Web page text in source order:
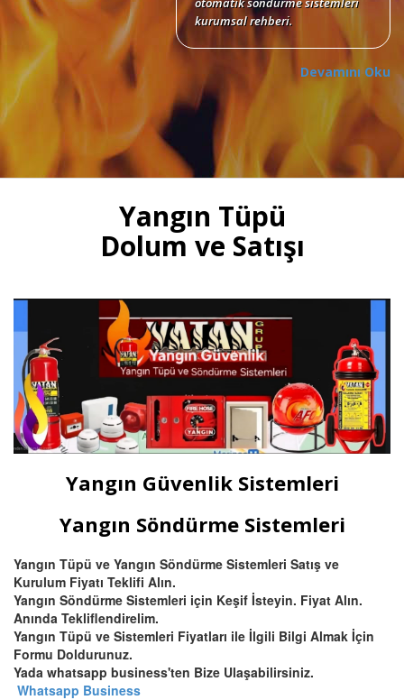
kurumsal rehberi.
Devamını Oku
Bursa Yangın Tüpü Satışı,
Dolumu ve Periyodik Bakım
Hizmetleri
50 kg KKT tozlu, köpüklü, CO2
gazlı yangın tüpleri, otomatik
tavan tipi sprinkli, pano ve
mutfak davlumbaz tüpü satışı
Devamını Oku
Bursa Hassas Yangın ve Duman
Dedektörü Çeşitleri
Bursa duman dedektörü ısı
dedektörü, (pilli duman
multisensörler ve yüksek tavanlı
yangın dedektörü satış ve
montajı.
Bursa Otomatik Gazlı Söndürme
ve Mühendislik Sistemleri
Bursa FM200, Novec 1230
Yangın Tüpü
Dolum ve Satışı
Yangın Güvenlik Sistemleri
Yangın Söndürme Sistemleri
Yangın Tüpü ve Yangın Söndürme Sistemleri Satış ve
Kurulum Fiyatı Teklifi Alın.
Yangın Söndürme Sistemleri için Keşif İsteyin. Fiyat Alın.
Anında Tekliflendirelim.
Yangın Tüpü ve Sistemleri Fiyatları ile İlgili Bilgi Almak İçin
Formu Doldurunuz.
Yada whatsapp business'ten Bize Ulaşabilirsiniz.
Whatsapp Business